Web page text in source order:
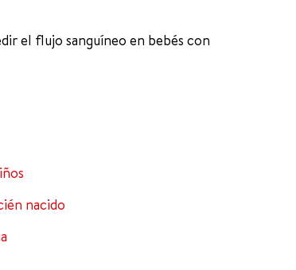
el flujo sanguíneo en bebés con
nacido